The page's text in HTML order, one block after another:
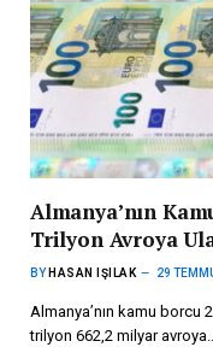
Almanya’nın
Trilyon Avroya
BY HASAN IŞILAK 29
Almanya’nın kamu borcu
trilyon 662,2 milyar